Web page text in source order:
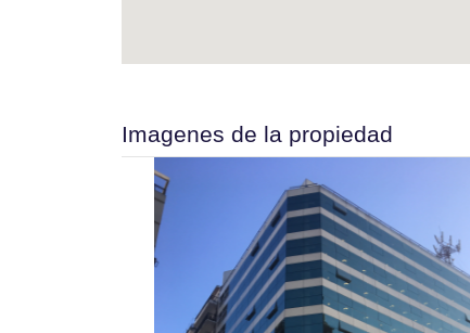
Imagenes de la propiedad